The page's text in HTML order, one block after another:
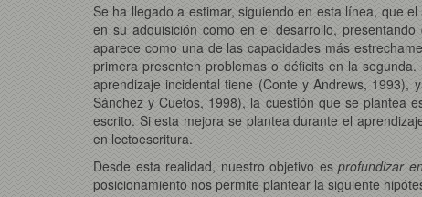
Se ha llegado a estimar, siguiendo en esta línea, que
en su adquisición como en el desarrollo,
aparece como una de las capacidades más
primera presenten problemas o déficits en la
aprendizaje incidental tiene (Conte y Andrews,
Sánchez y Cuetos, 1998), la cuestión que se plantea
escrito. Si esta mejora se plantea durante el
en lectoescritura.
Desde esta realidad, nuestro objetivo es profundizar
posicionamiento nos permite plantear la siguiente